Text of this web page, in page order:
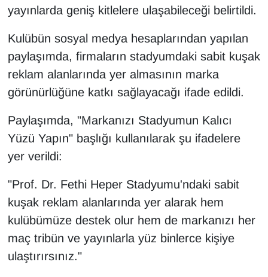
yayınlarda geniş kitlelere ulaşabileceği belirtildi.
Kulübün sosyal medya hesaplarından yapılan
paylaşımda, firmaların stadyumdaki sabit kuşak
reklam alanlarında yer almasının marka
görünürlüğüne katkı sağlayacağı ifade edildi.
Paylaşımda, "Markanızı Stadyumun Kalıcı
Yüzü Yapın" başlığı kullanılarak şu ifadelere
yer verildi:
"Prof. Dr. Fethi Heper Stadyumu'ndaki sabit
kuşak reklam alanlarında yer alarak hem
kulübümüze destek olur hem de markanızı her
maç tribün ve yayınlarla yüz binlerce kişiye
ulaştırırsınız."